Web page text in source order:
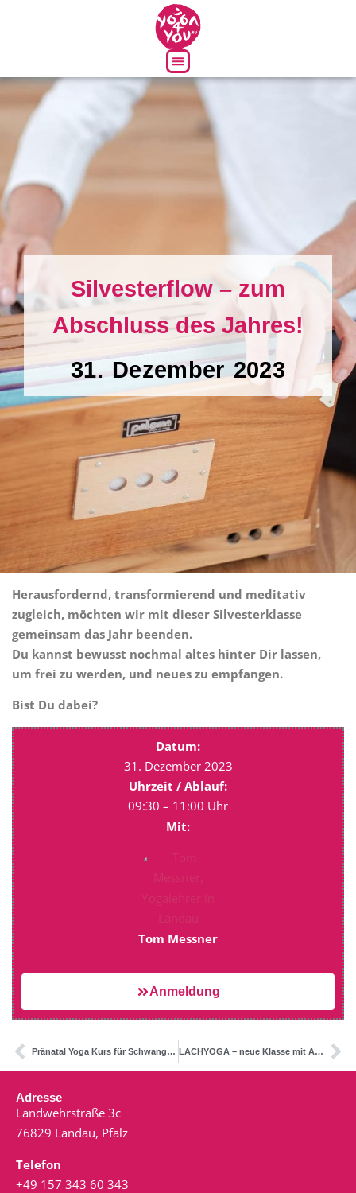
Silvesterflow – zum
Abschluss des Jahres!
31. Dezember 2023
Herausfordernd, transformierend und meditativ
zugleich, möchten wir mit dieser Silvesterklasse
gemeinsam das Jahr beenden.
Du kannst bewusst nochmal altes hinter Dir lassen,
um frei zu werden, und neues zu empfangen.
Bist Du dabei?
Datum:
31. Dezember 2023
Uhrzeit / Ablauf:
09:30 – 11:00 Uhr
Mit:
Tom Messner
Anmeldung
Pränatal Yoga Kurs für Schwangere (“live+online”) LACHYOGA – neue Klasse mit Anne
Adresse
Landwehrstraße 3c
76829 Landau, Pfalz
Telefon
+49 157 343 60 343